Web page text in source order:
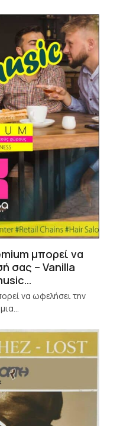
μπορεί να
σας – Vanilla
να ωφελήσει την